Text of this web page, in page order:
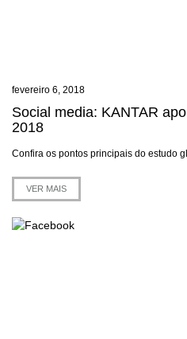
fevereiro 6, 2018
Social media: KANTAR
2018
Confira os pontos principais do estudo
VER MAIS